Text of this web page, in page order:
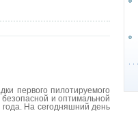
первого пилотируемого
и оптимальной
На сегодняшний день